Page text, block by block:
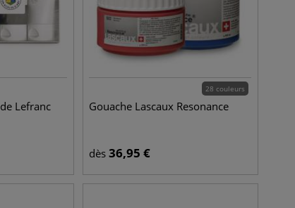
Lefranc
28 couleurs
Gouache Lascaux Resonance
dès 36,95 €